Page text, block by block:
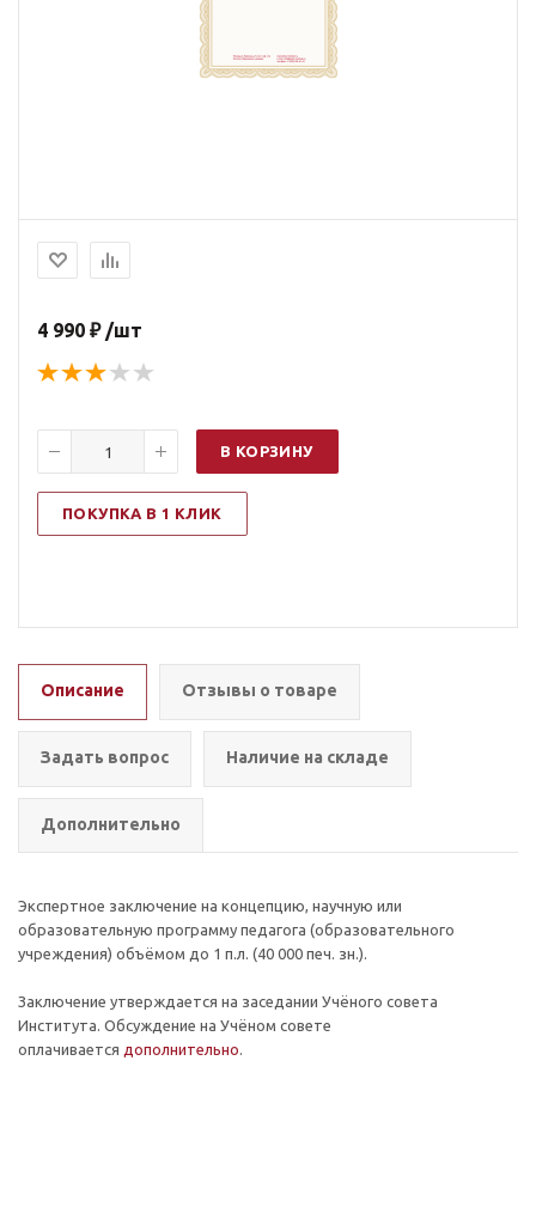
4 990 ₽ /шт
В КОРЗИНУ
ПОКУПКА В 1 КЛИК
Описание Отзывы о товаре
Задать вопрос Наличие на складе
Дополнительно
Экспертное заключение на концепцию, научную или
образовательную программу педагога (образовательного
учреждения) объёмом до 1 п.л. (40 000 печ. зн.).
Заключение утверждается на заседании Учёного совета
Института. Обсуждение на Учёном совете
оплачивается дополнительно.